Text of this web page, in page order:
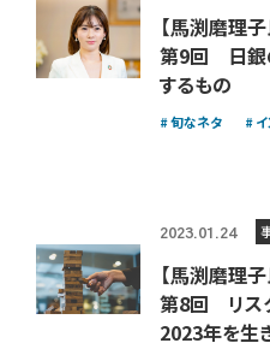
【馬渕磨理
第9回 日銀
するもの
旬なネタ
2023.01.24
【馬渕磨理
第8回 リス
2023年を生